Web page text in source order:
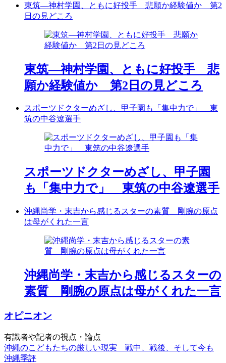
東筑―神村学園、ともに好投手 悲願か経験値か 第2
日の見どころ
東筑―神村学園、ともに好投手 悲
願か経験値か 第2日の見どころ
スポーツドクターめざし、甲子園も「集中力で」 東
筑の中谷遼選手
スポーツドクターめざし、甲子園
も「集中力で」 東筑の中谷遼選手
沖縄尚学・末吉から感じるスターの素質 剛腕の原点
は母がくれた一言
沖縄尚学・末吉から感じるスターの
素質 剛腕の原点は母がくれた一言
オピニオン
有識者や記者の視点・論点
沖縄のこどもたちの厳しい現実 戦中、戦後、そして今も
沖縄季評